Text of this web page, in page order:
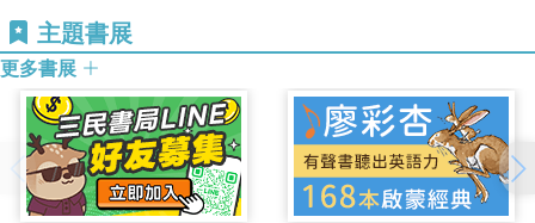
fascism, but it was no exception. This book treads new
historical ground and shines a light onto the most
understudied period of British fascism, whilst
simultaneously adding to our understanding of the evolving
ideology of fascism, the persistent nature of antisemitism
and the blossoming of Britains anti-immigration
movement.
主題書展
更多書展